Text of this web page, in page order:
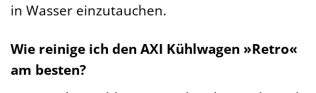
in Wasser einzutauchen.
Wie reinige ich den AXI Kühlwagen »Retro«
am besten?